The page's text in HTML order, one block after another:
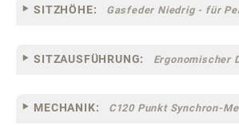
SITZHÖHE:
SITZAUSFÜHRUNG:
MECHANIK: C120 Punkt Synchron-